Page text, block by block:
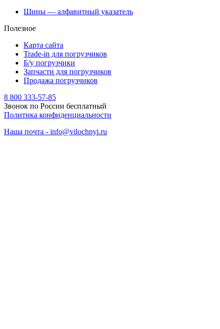
Шины — алфавитный указатель
Полезное
Карта сайта
Trade-in для погрузчиков
Б/у погрузчики
Запчасти для погрузчиков
Продажа погрузчиков
8 800 333-57-85
Звонок по России бесплатный
Политика конфиденциальности
Наша почта - info@vilochnyi.ru